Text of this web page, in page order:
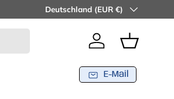
30 Rückgaberecht - Kostenfreie
Land/Region
Deutschland (EUR €)
Einloggen
E-Mail